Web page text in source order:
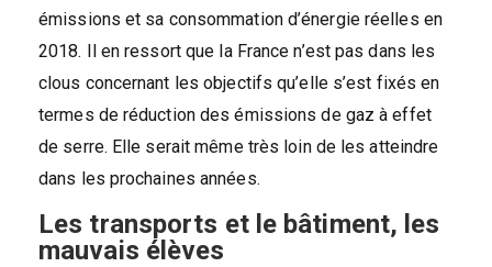
émissions et sa consommation d’énergie réelles en
2018. Il en ressort que la France n’est pas dans les
clous concernant les objectifs qu’elle s’est fixés en
termes de réduction des émissions de gaz à effet
de serre. Elle serait même très loin de les atteindre
dans les prochaines années.
Les transports et le bâtiment, les
mauvais élèves